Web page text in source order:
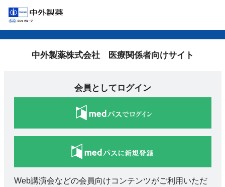
中外製薬株式会社 医療関係者向けサイト
会員としてログイン
Web講演会などの会員向けコンテンツがご利用いただ